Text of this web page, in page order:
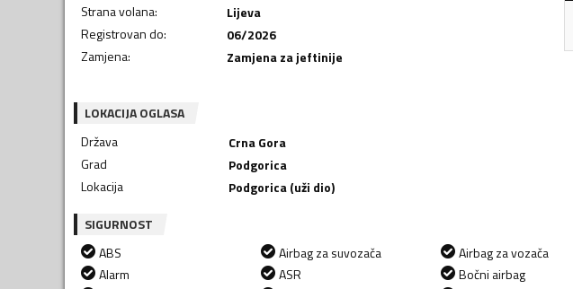
Strana volana:
Lijeva
Registrovan do:
06/2026
Zamjena: Zamjena za jeftinije
LOKACIJA OGLASA
Država
Crna Gora
Grad
Podgorica
Lokacija
Podgorica (uži dio)
SIGURNOST
ABS
Alarm
Airbag za suvozača
ASR
Airbag za vozača
Bočni airbag